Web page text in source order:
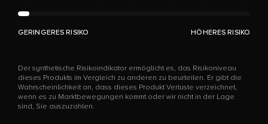
GERINGERES RISIKO HÖHERES RISIKO
Der synthetische Risikoindikator ermöglicht es, das Risikoniveau
dieses Produkts im Vergleich zu anderen zu beurteilen. Er gibt die
Wahrscheinlichkeit an, dass dieses Produkt Verluste verzeichnet,
wenn es zu Marktbewegungen kommt oder wir nicht in der Lage
sind, Sie auszuzahlen.